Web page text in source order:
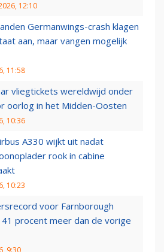
12:10
Germanwings-crash klagen
aan, maar vangen mogelijk
11:58
vliegtickets wereldwijd onder
oorlog in het Midden-Oosten
10:36
A330 wijkt uit nadat
rook in cabine
10:23
voor Farnborough
41 procent meer dan de vorige
9:30